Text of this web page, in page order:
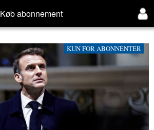
Køb abonnement
KUN FOR ABONNENTER